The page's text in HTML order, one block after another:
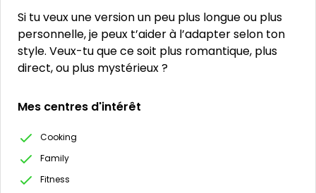
Si tu veux une version un peu plus longue ou plus
personnelle, je peux t’aider à l’adapter selon ton
style. Veux-tu que ce soit plus romantique, plus
direct, ou plus mystérieux ?
Mes centres d'intérêt
Cooking
Family
Fitness